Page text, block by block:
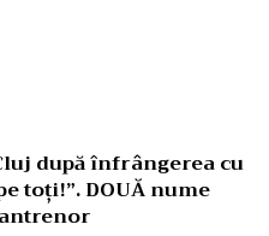
după înfrângerea cu
toți!”. DOUĂ nume